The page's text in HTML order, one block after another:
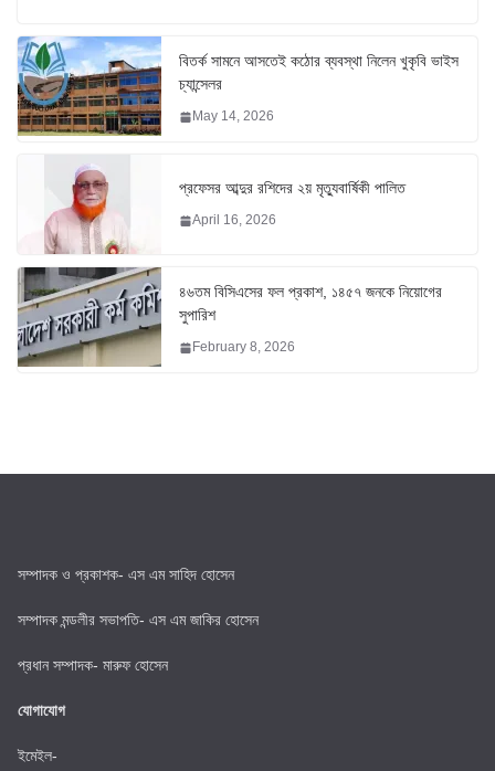
বিতর্ক সামনে আসতেই কঠোর ব্যবস্থা নিলেন খুকৃবি ভাইস
চ্যান্সেলর
May 14, 2026
প্রফেসর আব্দুর রশিদের ২য় মৃত্যুবার্ষিকী পালিত
April 16, 2026
৪৬তম বিসিএসের ফল প্রকাশ, ১৪৫৭ জনকে নিয়োগের
সুপারিশ
February 8, 2026
সম্পাদক ও প্রকাশক- এস এম সাহিদ হোসেন
সম্পাদক মন্ডলীর সভাপতি- এস এম জাকির হোসেন
প্রধান সম্পাদক- মারুফ হোসেন
যোগাযোগ
ইমেইল-